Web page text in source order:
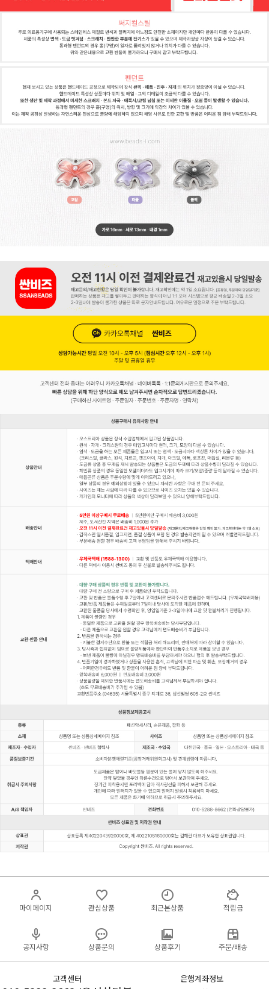
마이페이지 관심상품 최근본상품 적립금
공지사항 상품문의 상품후기 주문/배송
고객센터 은행계좌정보